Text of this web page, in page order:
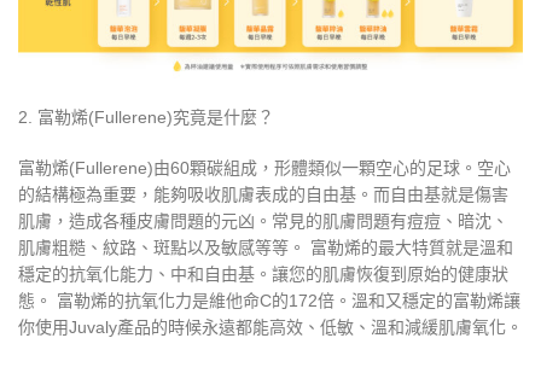
2. 富勒烯(Fullerene)究竟是什麼？
富勒烯(Fullerene)由60顆碳組成，形體類似一顆空心的足球。空心
的結構極為重要，能夠吸收肌膚表成的自由基。而自由基就是傷害
肌膚，造成各種皮膚問題的元凶。常見的肌膚問題有痘痘、暗沈、
肌膚粗糙、紋路、斑點以及敏感等等。 富勒烯的最大特質就是溫和
穩定的抗氧化能力、中和自由基。讓您的肌膚恢復到原始的健康狀
態。 富勒烯的抗氧化力是維他命C的172倍。溫和又穩定的富勒烯讓
你使用Juvaly產品的時候永遠都能高效、低敏、溫和減緩肌膚氧化。